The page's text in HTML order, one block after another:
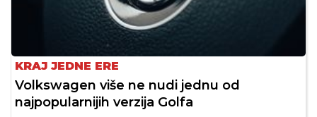
KRAJ JEDNE ERE
Volkswagen više ne nudi jednu od
najpopularnijih verzija Golfa